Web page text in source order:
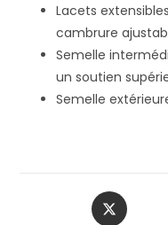
Lacets
cambrure
Semelle
un soutien
Semelle